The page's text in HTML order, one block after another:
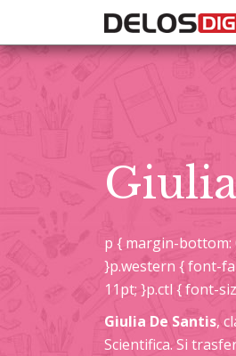
p { margin-bottom:
}p.western { font-
11pt; }p.ctl { font-
Giulia De Santis,
Scientifica. Si